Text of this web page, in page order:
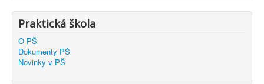
Praktická škola
O PŠ
Dokumenty PŠ
Novinky v PŠ